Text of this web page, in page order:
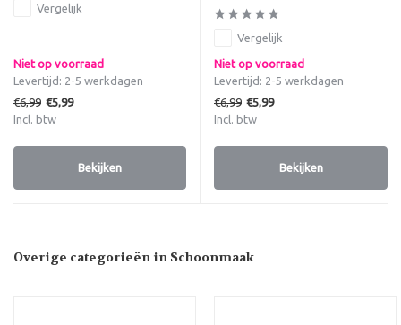
Vergelijk
Niet op voorraad
Levertijd: 2-5 werkdagen
€6,99 €5,99
Incl. btw
Bekijken
Vergelijk
Niet op voorraad
Levertijd: 2-5 werkdagen
€6,99 €5,99
Incl. btw
Bekijken
Overige categorieën in Schoonmaak